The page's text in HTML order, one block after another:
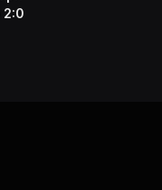
2:0